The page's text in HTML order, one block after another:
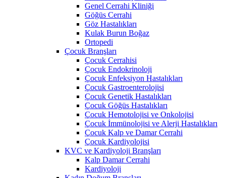
Genel Cerrahi Kliniği
Göğüs Cerrahi
Göz Hastalıkları
Kulak Burun Boğaz
Ortopedi
Çocuk Branşları
Çocuk Cerrahisi
Çocuk Endokrinoloji
Çocuk Enfeksiyon Hastalıkları
Çocuk Gastroenterolojisi
Çocuk Genetik Hastalıkları
Çocuk Göğüs Hastalıkları
Çocuk Hemotolojisi ve Onkolojisi
Çocuk İmmünolojisi ve Alerji Hastalıkları
Çocuk Kalp ve Damar Cerrahi
Çocuk Kardiyolojisi
KVC ve Kardiyoloji Branşları
Kalp Damar Cerrahi
Kardiyoloji